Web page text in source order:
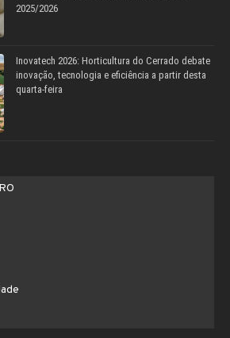
2025/2026
Inovatech 2026: Horticultura do Cerrado debate
inovação, tecnologia e eficiência a partir desta
quarta-feira